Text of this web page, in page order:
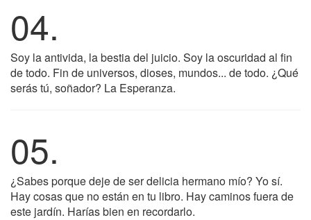
04.
Soy la antivida, la bestia del juicio. Soy la oscuridad al fin
de todo. Fin de universos, dioses, mundos... de todo. ¿Qué
serás tú, soñador? La Esperanza.
05.
¿Sabes porque deje de ser delicia hermano mío? Yo sí.
Hay cosas que no están en tu libro. Hay caminos fuera de
este jardín. Harías bien en recordarlo.